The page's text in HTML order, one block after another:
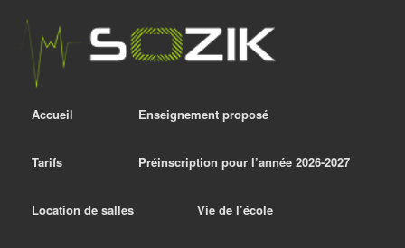
Accueil Enseignement proposé
Tarifs Préinscription pour l’année 2026-2027
Location de salles Vie de l’école